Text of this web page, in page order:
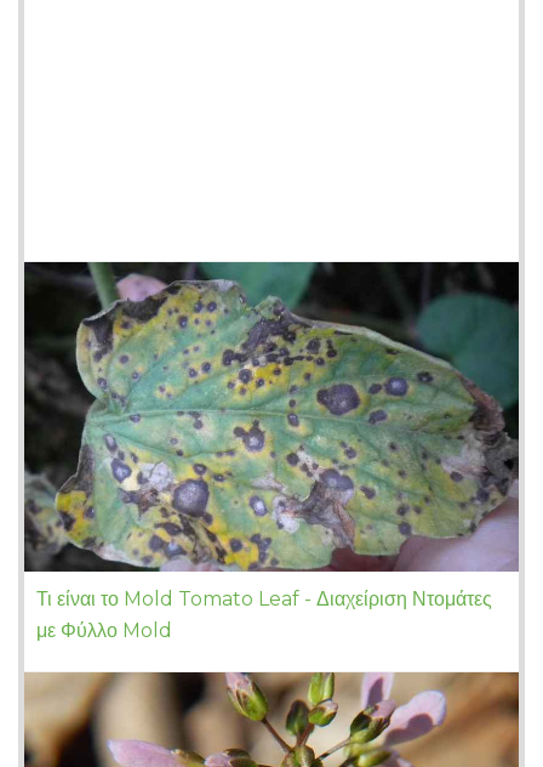
Τι είναι το Mold Tomato Leaf - Διαχείριση Ντομάτες
με Φύλλο Mold